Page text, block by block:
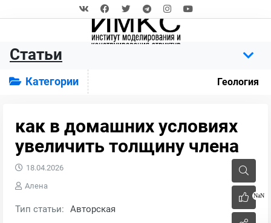
Статьи
Категории Геология
как в домашних условиях
увеличить толщину члена
NaN
18.04.2026
Алена
Тип статьи: Авторская